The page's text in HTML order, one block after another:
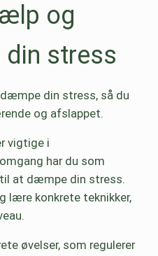
og
stress
din stress, så du
og afslappet.
vigtige i
har du som
at dæmpe din stress.
lære konkrete teknikker,
øvelser, som regulerer